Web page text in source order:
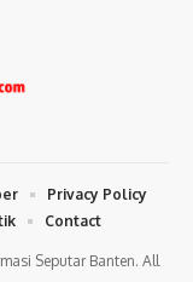
Seputar Banten. All
Privacy Policy
Contact